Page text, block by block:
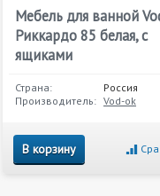
Мебель для ванной
Риккардо 85 белая, с
ящиками
Страна:
Россия
Производитель: Vod-ok
В корзину